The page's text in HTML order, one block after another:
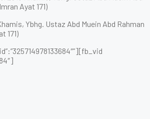
Ybhg. Ustaz Abd Muein Abd Rahman
171)